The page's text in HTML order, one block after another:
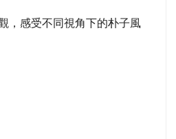
，感受不同視角下的朴子風